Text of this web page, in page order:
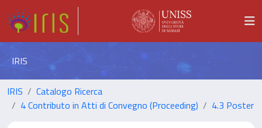
IRIS
IRIS
Catalogo Ricerca
4 Contributo in Atti di Convegno (Proceeding)
4.3 Poster